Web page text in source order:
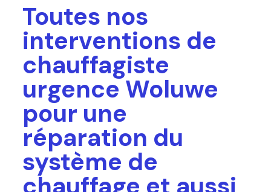
Toutes nos
interventions de
chauffagiste
urgence Woluwe
pour une
réparation du
système de